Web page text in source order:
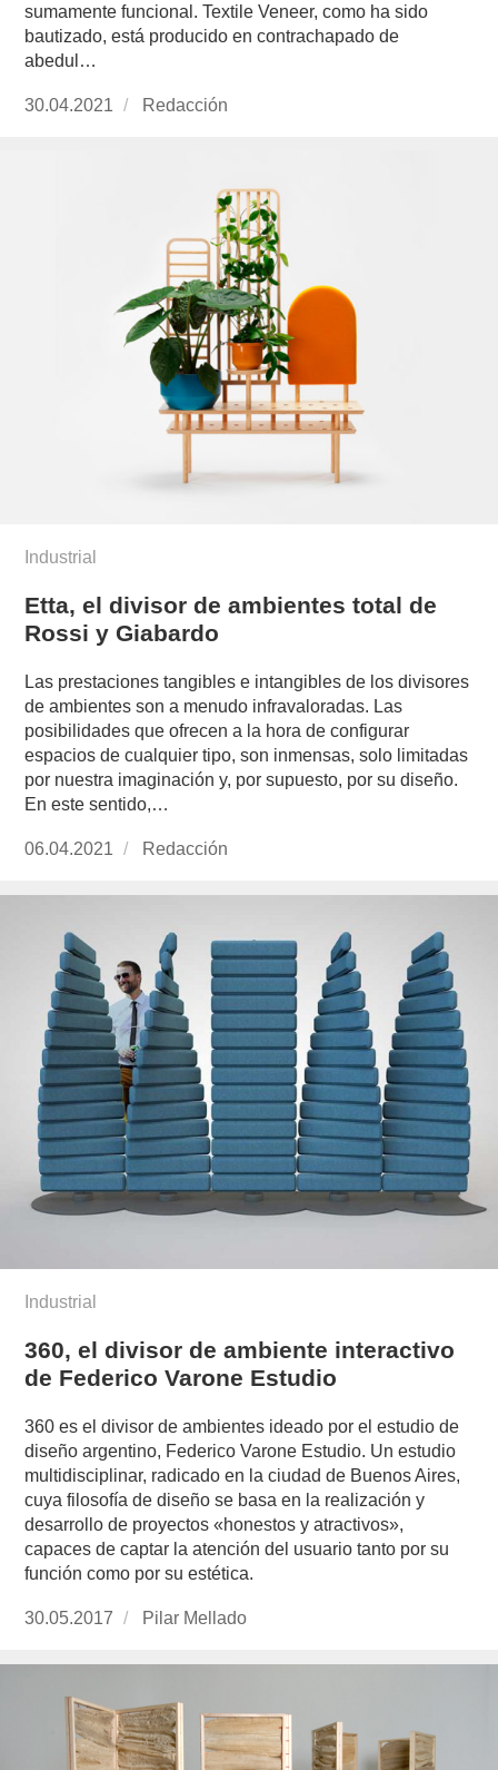
sumamente funcional. Textile Veneer, como ha sido
bautizado, está producido en contrachapado de
abedul…
Publicado
30.04.2021 https://www.experimenta.es/author/redaccion/
Redacción
Industrial
Etta, el divisor de ambientes total de
Rossi y Giabardo
Las prestaciones tangibles e intangibles de los divisores
de ambientes son a menudo infravaloradas. Las
posibilidades que ofrecen a la hora de configurar
espacios de cualquier tipo, son inmensas, solo limitadas
por nuestra imaginación y, por supuesto, por su diseño.
En este sentido,…
Publicado
06.04.2021 https://www.experimenta.es/author/redaccion/
Redacción
Industrial
360, el divisor de ambiente interactivo
de Federico Varone Estudio
360 es el divisor de ambientes ideado por el estudio de
diseño argentino, Federico Varone Estudio. Un estudio
multidisciplinar, radicado en la ciudad de Buenos Aires,
cuya filosofía de diseño se basa en la realización y
desarrollo de proyectos «honestos y atractivos»,
capaces de captar la atención del usuario tanto por su
función como por su estética.
Publicado
30.05.2017
https://www.experimenta.es/author/pilar-
Pilar Mellado